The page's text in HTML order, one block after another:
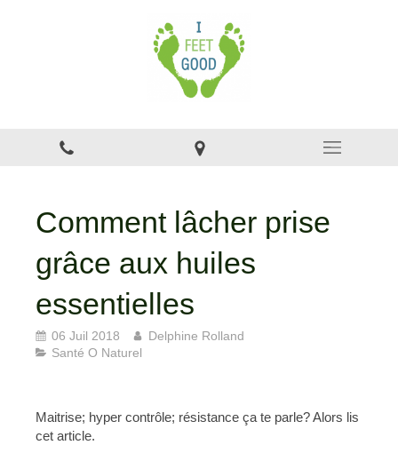
Comment lâcher prise
grâce aux huiles
essentielles
06 Juil 2018
Delphine Rolland
Santé O Naturel
Maitrise; hyper contrôle; résistance ça te parle? Alors lis
cet article.